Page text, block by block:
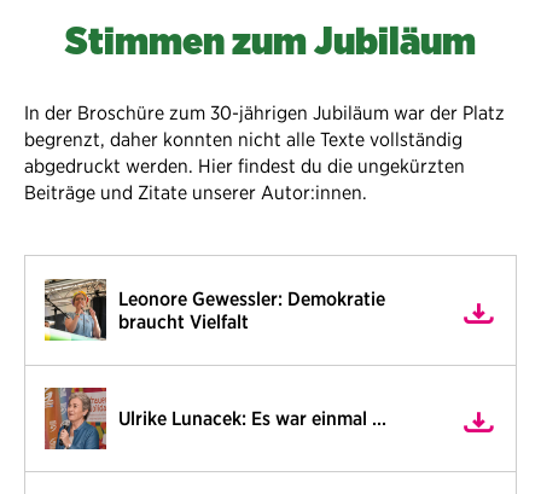
Stimmen zum Jubiläum
In der Broschüre zum 30-jährigen Jubiläum war der Platz
begrenzt, daher konnten nicht alle Texte vollständig
abgedruckt werden. Hier findest du die ungekürzten
Beiträge und Zitate unserer Autor:innen.
Leonore Gewessler: Demokratie
braucht Vielfalt
Ulrike Lunacek: Es war einmal …